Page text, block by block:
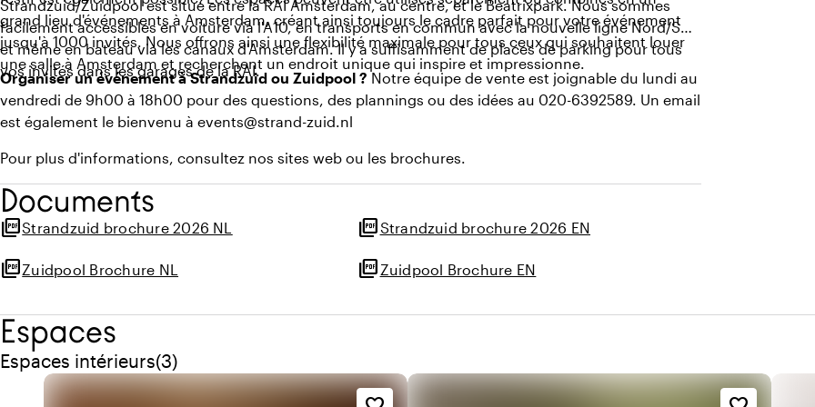
grand lieu d'événements à Amsterdam, créant ainsi toujours le cadre parfait pour votre événement
jusqu'à 1000 invités. Nous offrons ainsi une flexibilité maximale pour tous ceux qui souhaitent louer
une salle à Amsterdam et recherchent un endroit unique qui inspire et impressionne.
Strandzuid/Zuidpool est situé entre la RAI Amsterdam, au centre, et le Beatrixpark. Nous sommes
facilement accessibles en voiture via l'A10, en transports en commun avec la nouvelle ligne Nord/Sud
et même en bateau via les canaux d'Amsterdam. Il y a suffisamment de places de parking pour tous
vos invités dans les garages de la RAI.
Organiser un événement à Strandzuid ou Zuidpool ? Notre équipe de vente est joignable du lundi au
vendredi de 9h00 à 18h00 pour des questions, des plannings ou des idées au 020-6392589. Un email
est également le bienvenu à events@strand-zuid.nl
Pour plus d'informations, consultez nos sites web ou les brochures.
Documents
picture_as_pdfStrandzuid brochure 2026 NL picture_as_pdfStrandzuid brochure 2026 EN
picture_as_pdfZuidpool Brochure NL picture_as_pdf Zuidpool Brochure EN
Espaces
Espaces intérieurs
Quantité de espaces intérieurs : 3
(3)